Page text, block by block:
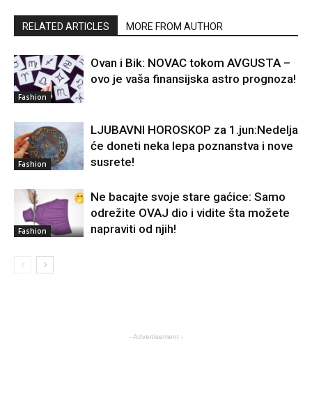
RELATED ARTICLES MORE FROM AUTHOR
Fashion
Ovan i Bik: NOVAC tokom AVGUSTA –
ovo je vaša finansijska astro prognoza!
Fashion
LJUBAVNI HOROSKOP za 1.jun:Nedelja
će doneti neka lepa poznanstva i nove
susrete!
Fashion
Ne bacajte svoje stare gaćice: Samo
odrežite OVAJ dio i vidite šta možete
napraviti od njih!
- Advertisement -